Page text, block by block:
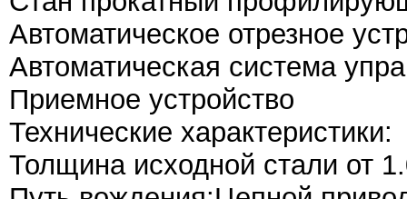
Автоматическое отрезное
Автоматическая система
Приемное устройство
Технические характеристики:
Толщина исходной стали от